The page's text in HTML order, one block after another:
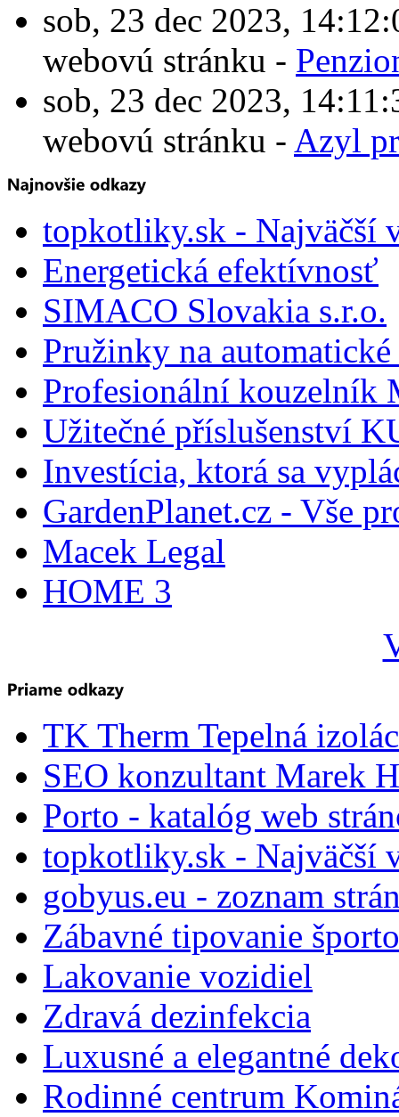
sob, 23 dec 2023,
webovú stránku -
sob, 23 dec 2023,
webovú stránku - Azyl
topkotliky.sk - Najväčší
Energetická efektívnosť
SIMACO Slovakia s.r.o.
Pružinky na
Profesionální kouzelník
Užitečné příslušenství
Investícia, ktorá sa
GardenPlanet.cz - Vše
Macek Legal
HOME 3
TK Therm Tepelná
SEO konzultant Marek
Porto - katalóg web
topkotliky.sk - Najväčší
gobyus.eu - zoznam
Zábavné tipovanie
Lakovanie vozidiel
Zdravá dezinfekcia
Luxusné a elegantné
Rodinné centrum